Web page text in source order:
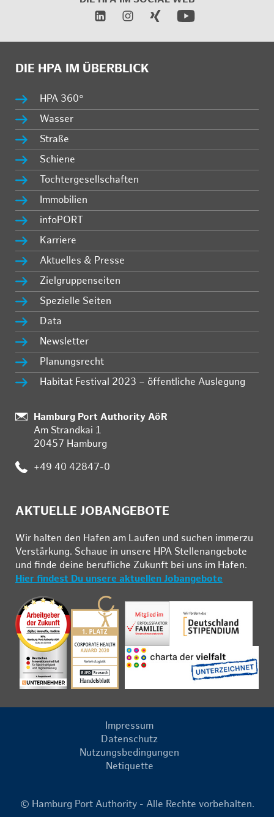
DIE HPA IM ÜBERBLICK
HPA 360°
Wasser
Straße
Schiene
Tochtergesellschaften
Immobilien
infoPORT
Karriere
Aktuelles & Presse
Zielgruppenseiten
Spezielle Seiten
Data
Newsletter
Planungsrecht
Habitat Festival 2023 – öffentliche Auslegung
Standort:
Hamburg Port Authority AöR
Am Strandkai 1
20457 Hamburg
Telefon:
+49 40 42847-0
AKTUELLE JOBANGEBOTE
Wir hal­ten den Ha­fen am Lau­fen und su­chen im­mer­zu
Ver­stär­kung. Schau­e in un­se­re HPA Stel­len­an­ge­bo­te
und fin­de deine be­ruf­li­che Zu­kunft bei uns im Ha­fen.
Hier findest Du unsere aktuellen Jobangebote
Impressum
Datenschutz
Nutzungsbedingungen
Netiquette
© Hamburg Port Authority - Alle Rechte vorbehalten.